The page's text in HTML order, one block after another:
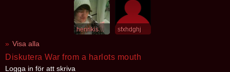
henrikisarobot sfxhdghj
Visa alla
Diskutera War from a harlots mouth
Logga in för att skriva